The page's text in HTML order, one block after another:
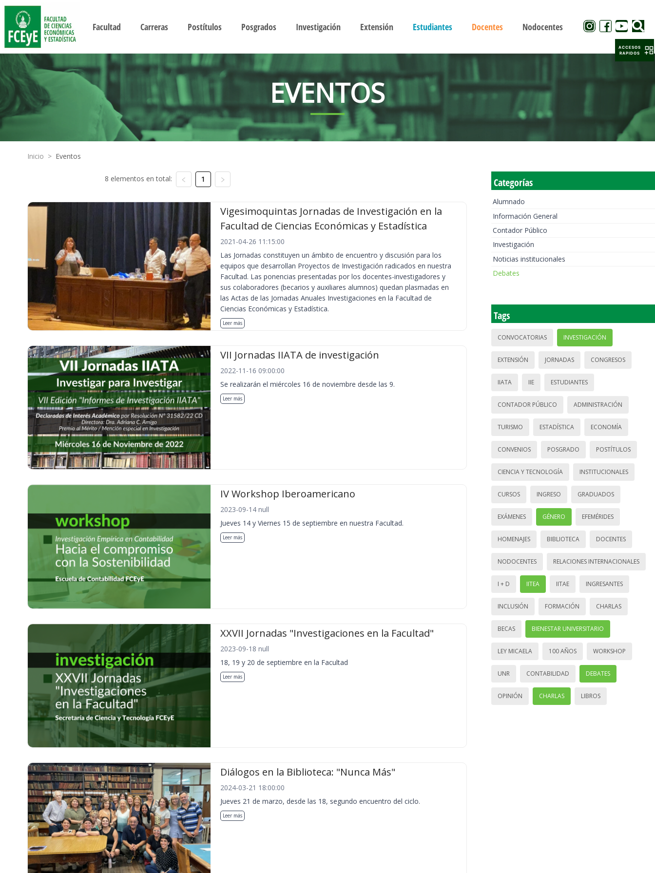
Facultad Carreras Postítulos Posgrados Investigación Extensión Estudiantes Docentes Nodocentes
EVENTOS
Inicio > Eventos
8 elementos en total: 1
Vigesimoquintas Jornadas de Investigación en la
Facultad de Ciencias Económicas y Estadística
2021-04-26 11:15:00
Las Jornadas constituyen un ámbito de encuentro y discusión para los
equipos que desarrollan Proyectos de Investigación radicados en nuestra
Facultad. Las ponencias presentadas por los docentes-investigadores y
sus colaboradores (becarios y auxiliares alumnos) quedan plasmadas en
las Actas de las Jornadas Anuales Investigaciones en la Facultad de
Ciencias Económicas y Estadística.
Leer más
VII Jornadas IIATA de investigación
2022-11-16 09:00:00
Se realizarán el miércoles 16 de noviembre desde las 9.
Leer más
IV Workshop Iberoamericano
2023-09-14 null
Jueves 14 y Viernes 15 de septiembre en nuestra Facultad.
Leer más
XXVII Jornadas "Investigaciones en la Facultad"
2023-09-18 null
18, 19 y 20 de septiembre en la Facultad
Leer más
Diálogos en la Biblioteca: "Nunca Más"
2024-03-21 18:00:00
Jueves 21 de marzo, desde las 18, segundo encuentro del ciclo.
Leer más
Categorías
Alumnado
Información General
Contador Público
Investigación
Noticias institucionales
Debates
Tags
CONVOCATORIAS INVESTIGACIÓN
EXTENSIÓN JORNADAS CONGRESOS
IIATA IIE ESTUDIANTES
CONTADOR PÚBLICO ADMINISTRACIÓN
TURISMO ESTADÍSTICA ECONOMÍA
CONVENIOS POSGRADO POSTÍTULOS
CIENCIA Y TECNOLOGÍA INSTITUCIONALES
CURSOS INGRESO GRADUADOS
EXÁMENES GÉNERO EFEMÉRIDES
HOMENAJES BIBLIOTECA DOCENTES
NODOCENTES RELACIONES INTERNACIONALES
I + D IITEA IITAE INGRESANTES
INCLUSIÓN FORMACIÓN CHARLAS
BECAS BIENESTAR UNIVERSITARIO
LEY MICAELA 100 AÑOS WORKSHOP
UNR CONTABILIDAD DEBATES
OPINIÓN CHARLAS LIBROS
ACCESOS
RAPIDOS